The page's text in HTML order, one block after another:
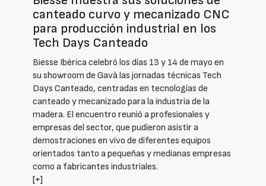
canteado curvo y mecanizado CNC
para producción industrial en los
Tech Days Canteado
Biesse Ibérica celebró los días 13 y 14 de mayo en
su showroom de Gavà las jornadas técnicas Tech
Days Canteado, centradas en tecnologías de
canteado y mecanizado para la industria de la
madera. El encuentro reunió a profesionales y
empresas del sector, que pudieron asistir a
demostraciones en vivo de diferentes equipos
orientados tanto a pequeñas y medianas empresas
como a fabricantes industriales.
[+]